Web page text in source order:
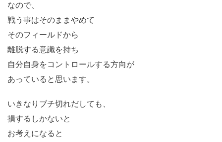
なので、
戦う事はそのままやめて
そのフィールドから
離脱する意識を持ち
自分自身をコントロールする方向が
あっていると思います。
いきなりブチ切れだしても、
損するしかないと
お考えになると